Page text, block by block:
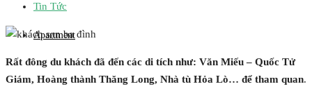
Apartment
Tin Tức
Rất đông du khách đã đến các di tích như: Văn Miếu – Quốc Tử
Giám, Hoàng thành Thăng Long, Nhà tù Hỏa Lò… để tham quan.